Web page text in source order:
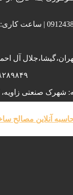
آل احمد، پلاک
021-۸۸۲۸۹۸۴۹ |
شهرک صنعتی زاویه،
آنلاین مصالح